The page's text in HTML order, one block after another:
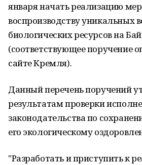
января начать реализацию
воспроизводству уникальных
биологических ресурсов на
(соответствующее поручение
сайте Кремля).
Данный перечень поручений
результатам проверки
законодательства по
его экологическому
"Разработать и приступить к